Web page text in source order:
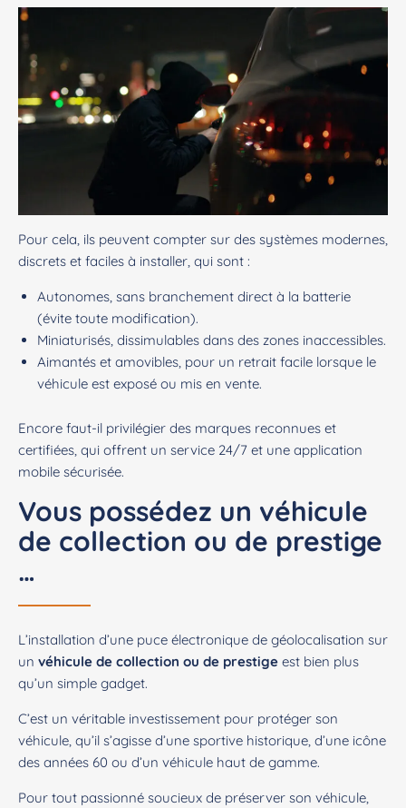
Pour cela, ils peuvent compter sur des systèmes modernes,
discrets et faciles à installer, qui sont :
Autonomes, sans branchement direct à la batterie
(évite toute modification).
Miniaturisés, dissimulables dans des zones inaccessibles.
Aimantés et amovibles, pour un retrait facile lorsque le
véhicule est exposé ou mis en vente.
Encore faut-il privilégier des marques reconnues et
certifiées, qui offrent un service 24/7 et une application
mobile sécurisée.
Vous possédez un véhicule
de collection ou de prestige
…
L’installation d’une puce électronique de géolocalisation sur
un véhicule de collection ou de prestige est bien plus
qu’un simple gadget.
C’est un véritable investissement pour protéger son
véhicule, qu’il s’agisse d’une sportive historique, d’une icône
des années 60 ou d’un véhicule haut de gamme.
Pour tout passionné soucieux de préserver son véhicule,